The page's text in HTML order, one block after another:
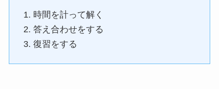
時間を計って解く
答え合わせをする
復習をする